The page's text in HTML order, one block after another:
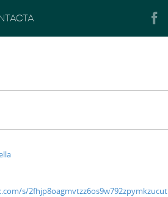
s/2fhjp8oagmvtzz6os9w792zpymkzucut